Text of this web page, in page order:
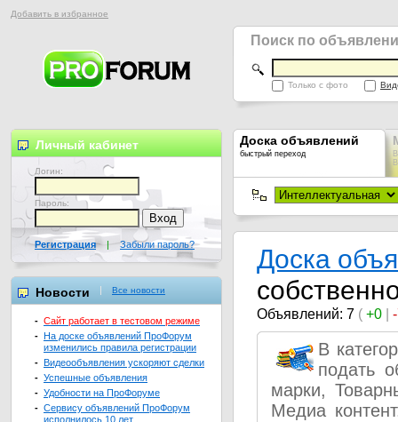
Добавить в избранное
Поиск по
Только с фото
Доска объявлений
быстрый переход
Доска
Объявлений: 7 ( +0 |
В
подать
марки,
Медиа
Личный кабинет
Логин:
Пароль:
Регистрация | Забыли пароль?
Новости Все новости
- Сайт работает в тестовом режиме
- На доске объявлений ПроФорум
изменились правила регистрации
- Видеообъявления ускоряют сделки
- Успешные объявления
- Удобности на ПроФоруме
- Сервису объявлений ПроФорум
исполнилось 10 лет